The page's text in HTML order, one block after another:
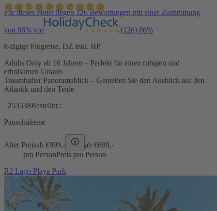
Für dieses Hotel liegen 126 Bewertungen mit einer Zustimmung
von 86% vor (126) 86%
8-tägige Flugreise, DZ inkl. HP
Adults Only ab 16 Jahren – Perfekt für einen ruhigen und
erholsamen Urlaub
Traumhafter Panoramablick – Genießen Sie den Ausblick auf den
Atlantik und den Teide
253538Bestellnr.:
Pauschalreise
Alter Preisab €999,- ab €699,-
pro PersonPreis pro Person
R2 Lago Playa Park